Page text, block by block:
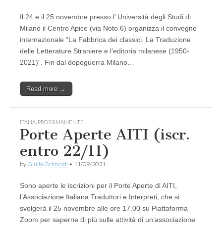
Il 24 e il 25 novembre presso l’ Università degli Studi di
Milano il Centro Apice (via Noto 6) organizza il convegno
internazionale “La Fabbrica dei classici. La Traduzione
delle Letterature Straniere e l’editoria milanese (1950-
2021)”. Fin dal dopoguerra Milano…
Read more →
ITALIA PROSSIMAMENTE
Porte Aperte AITI (iscr.
entro 22/11)
by Giulia Grimoldi • 11/09/2021
Sono aperte le iscrizioni per il Porte Aperte di AITI,
l’Associazione Italiana Traduttori e Interpreti, che si
svolgerà il 25 novembre alle ore 17.00 su Piattaforma
Zoom per saperne di più sulle attività di un’associazione